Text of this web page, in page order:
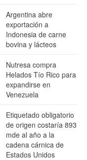
Argentina abre
exportación a
Indonesia de carne
bovina y lácteos
Nutresa compra
Helados Tío Rico para
expandirse en
Venezuela
Etiquetado obligatorio
de origen costaría 893
mde al año a la
cadena cárnica de
Estados Unidos